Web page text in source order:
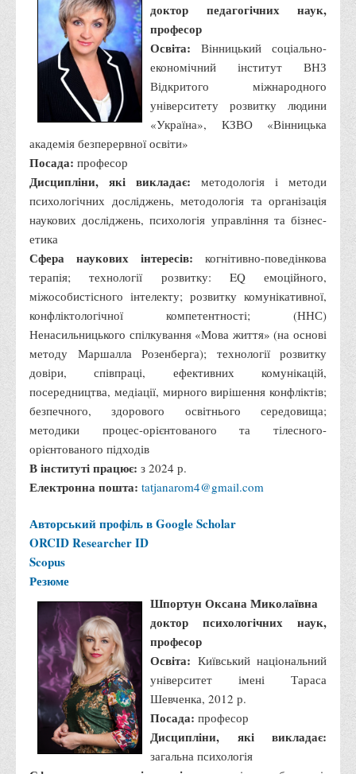
Міжнародні проєкти
Корисні посилання
Навчально-методичний
З організації виховної та культурно-мистецької роботи
студентів
Технічних засобів навчання
Редакційно-видавничий
Центри
Розвитку кар’єри
Моніторингу якості освітнього процесу та інноваційного
розвитку
Грантові проєкти ВТЕІ ДТЕУ
Підтримки технологій та інновацій (TISC)
Психологічного сприяння
Бібліотека
Музей грошей
Студенту
Довідник студента
Реквізити для оплати
Права та обов'язки студентів
Інформація про гуртожитки
Положення про переведення здобувачів вищої освіти на
вакантні місця державного замовлення
Положення про старосту академічної групи
Положення про оцінювання результатів навчання
здобувачів вищої освіти
Положення "Про правила призначення академічних
стипендій"
доктор педагогічних наук,
професор
Освіта: Вінницький соціально-
економічний інститут ВНЗ
Відкритого міжнародного
університету розвитку людини
«Україна», КЗВО «Вінницька
академія безперервної освіти»
Посада: професор
Дисципліни, які викладає: методологія і методи
психологічних досліджень, методологія та організація
наукових досліджень, психологія управління та бізнес-
етика
Сфера наукових інтересів: когнітивно-поведінкова
терапія; технології розвитку: EQ емоційного,
міжособистісного інтелекту; розвитку комунікативної,
конфліктологічної компетентності; (ННС)
Ненасильницького спілкування «Мова життя» (на основі
методу Маршалла Розенберга); технології розвитку
довіри, співпраці, ефективних комунікацій,
посередництва, медіації, мирного вирішення конфліктів;
безпечного, здорового освітнього середовища;
методики процес-орієнтованого та тілесного-
орієнтованого підходів
В інституті працює: з 2024 р.
Електронна пошта: tatjanarom4@gmail.com
Авторський профіль в Google Scholar
ORCIDResearcher ID
Scopus
Резюме
Шпортун Оксана Миколаївна
доктор психологічних наук,
професор
Освіта: Київський національний
університет імені Тараса
Шевченка, 2012 р.
Посада: професор
Дисципліни, які викладає:
загальна психологія